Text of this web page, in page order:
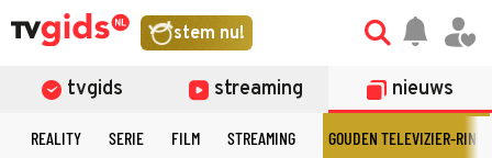
stem nu!
tvgids streaming nieuws
REALITY SERIE FILM STREAMING GOUDEN TELEVIZIER-RING